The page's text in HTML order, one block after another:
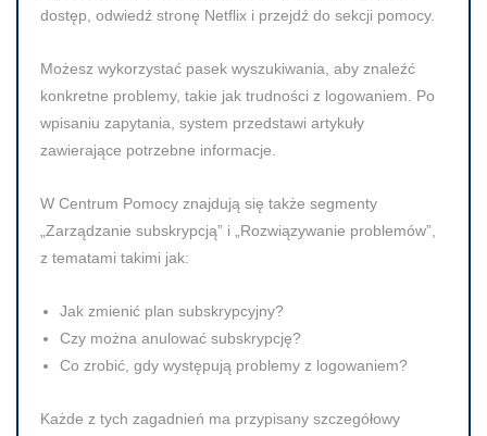
dostęp, odwiedź stronę Netflix i przejdź do sekcji pomocy.
Możesz wykorzystać pasek wyszukiwania, aby znaleźć
konkretne problemy, takie jak trudności z logowaniem. Po
wpisaniu zapytania, system przedstawi artykuły
zawierające potrzebne informacje.
W Centrum Pomocy znajdują się także segmenty
„Zarządzanie subskrypcją” i „Rozwiązywanie problemów”,
z tematami takimi jak:
Jak zmienić plan subskrypcyjny?
Czy można anulować subskrypcję?
Co zrobić, gdy występują problemy z logowaniem?
Każde z tych zagadnień ma przypisany szczegółowy